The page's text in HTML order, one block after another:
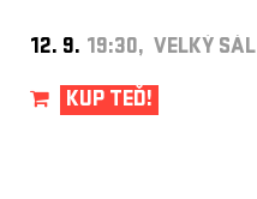
12. 9. 19:30, VELKÝ SÁL
KUP TEĎ!